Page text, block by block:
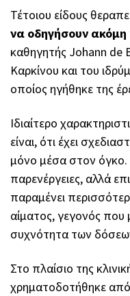
Τέτοιου είδους
να οδηγήσουν ακόμη
καθηγητής Johann de
Καρκίνου και του
οποίος ηγήθηκε της
Ιδιαίτερο
είναι, ότι έχει
μόνο μέσα στον όγκο.
παρενέργειες, αλλά
παραμένει
αίματος, γεγονός που
συχνότητα των
Στο πλαίσιο της
χρηματοδοτήθηκε